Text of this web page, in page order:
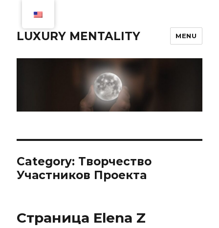
LUXURY MENTALITY MENU
Category: Творчество
Участников Проекта
Страница Elena Z